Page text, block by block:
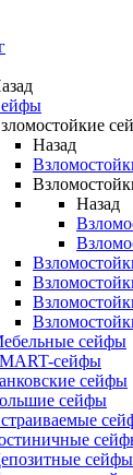
Назад
Назад
сейфы
сейфы
сейфы
сейфы
сейфы